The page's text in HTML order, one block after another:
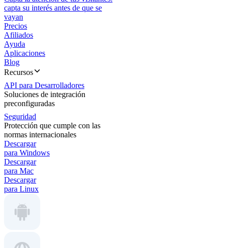
capta su interés antes de que se
vayan
Precios
Afiliados
Ayuda
Aplicaciones
Blog
Recursos
API para Desarrolladores
Soluciones de integración
preconfiguradas
Seguridad
Protección que cumple con las
normas internacionales
Descargar
para Windows
Descargar
para Mac
Descargar
para Linux